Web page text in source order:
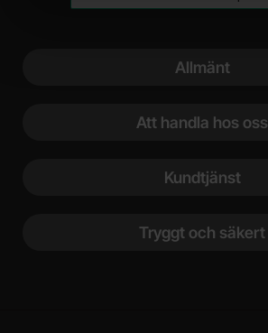
Allmänt
Att handla hos oss
Kundtjänst
Tryggt och säkert